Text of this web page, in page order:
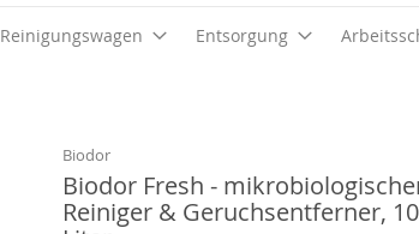
Reinigungswagen Entsorgung
Biodor
Biodor Fresh -
Reiniger & Geruchsentferner, 10